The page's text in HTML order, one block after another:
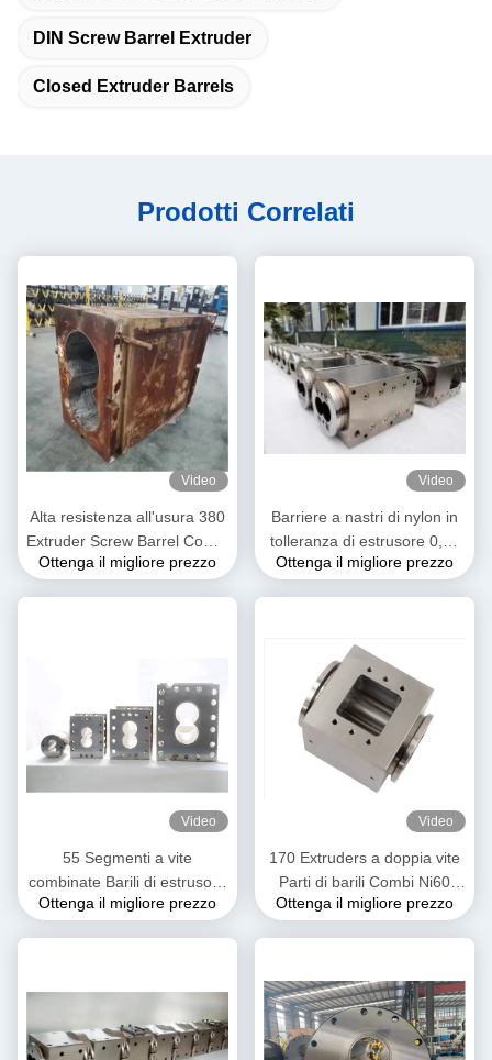
DIN Screw Barrel Extruder
Closed Extruder Barrels
Prodotti Correlati
Video
Alta resistenza all'usura 380
Extruder Screw Barrel Combi
Barrel Per Petrochimico
Ottenga il migliore prezzo
Video
Barriere a nastri di nylon in
tolleranza di estrusore 0,02
mm per la macchina di
Ottenga il migliore prezzo
Video
55 Segmenti a vite
combinate Barili di estrusore
Alta resistenza all'abrasione
Ottenga il migliore prezzo
Video
170 Extruders a doppia vite
Parti di barili Combi Ni60
Lega a base di nichel Alta
Ottenga il migliore prezzo